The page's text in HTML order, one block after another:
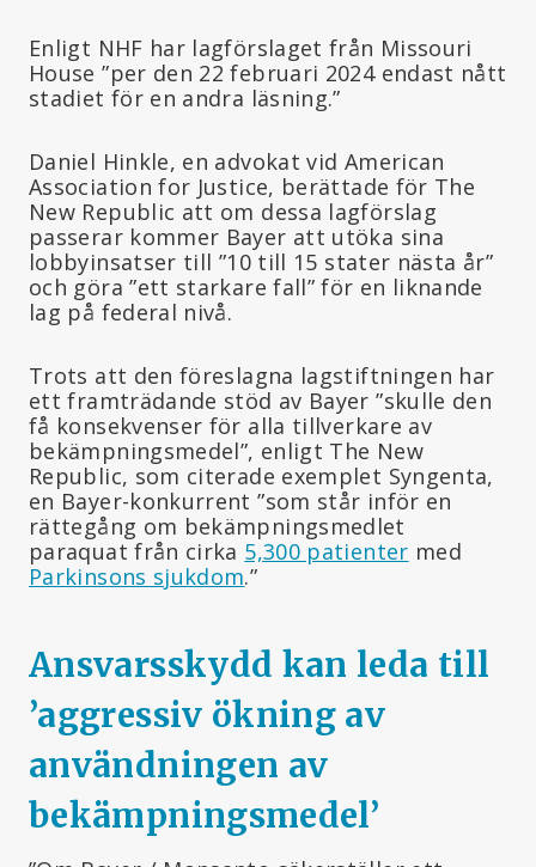
Enligt NHF har lagförslaget från Missouri
House ”per den 22 februari 2024 endast nått
stadiet för en andra läsning.”
Daniel Hinkle, en advokat vid American
Association for Justice, berättade för The
New Republic att om dessa lagförslag
passerar kommer Bayer att utöka sina
lobbyinsatser till ”10 till 15 stater nästa år”
och göra ”ett starkare fall” för en liknande
lag på federal nivå.
Trots att den föreslagna lagstiftningen har
ett framträdande stöd av Bayer ”skulle den
få konsekvenser för alla tillverkare av
bekämpningsmedel”, enligt The New
Republic, som citerade exemplet Syngenta,
en Bayer-konkurrent ”som står inför en
rättegång om bekämpningsmedlet
paraquat från cirka 5,300 patienter med
Parkinsons sjukdom.”
Ansvarsskydd kan leda till
’aggressiv ökning av
användningen av
bekämpningsmedel’